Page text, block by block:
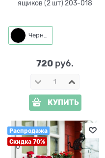
ящиков (2 шт) 203-018
Черный
720 руб.
КУПИТЬ
Распродажа
Скидка 70%